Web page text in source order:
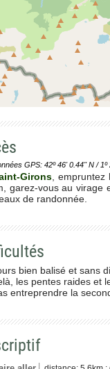
GPS: 42º 46' 0.44'' N / 1º
Girons, empruntez
garez-vous au virage
de randonnée.
bien balisé et sans
les pentes raides et
entreprendre la